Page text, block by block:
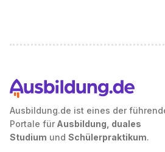
Ausbildung.de ist eines der
Portale für Ausbildung, duales
Studium und Schülerpraktikum.